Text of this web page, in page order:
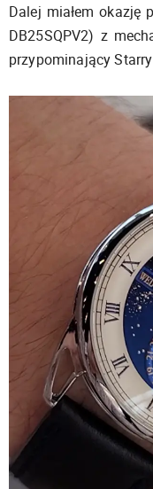
Dalej miałem okazję
DB25SQPV2) z
przypominający